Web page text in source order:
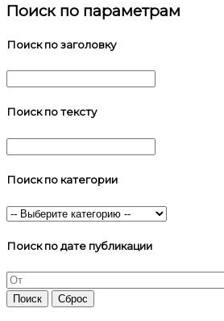
Поиск по параметрам
Поиск по заголовку
Поиск по тексту
Поиск по категории
Поиск по дате публикации